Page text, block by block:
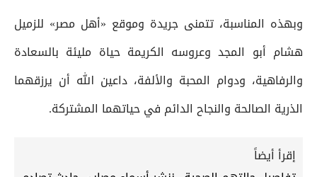
وبهذه المناسبة، تتمنى جريدة وموقع «أهل مصر» للزميل
هشام أبو المجد وعروسه الكريمة حياة مليئة بالسعادة
والرفاهية، ودوام المحبة والألفة، داعين الله أن يرزقهما
الذرية الصالحة والنجاح الدائم في حياتهما المشتركة.
إقرأ أيضاً